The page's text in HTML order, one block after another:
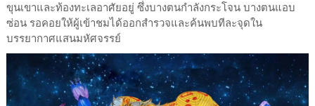
ขุนเขาและท้องทะเลอาศัยอยู่ ซึ่งบางตนกำลังกระโจน บางตนแอบ
ซ่อน รอคอยให้ผู้เข้าชมได้ออกสำรวจและค้นพบทีละจุดใน
บรรยากาศแสนมหัศจรรย์